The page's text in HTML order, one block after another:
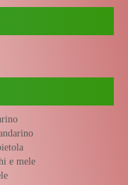
e mele